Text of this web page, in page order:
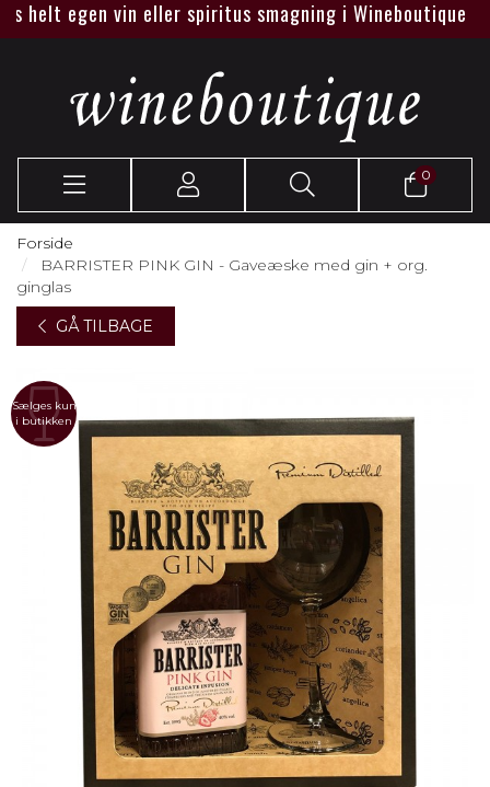
egen vin eller spiritus smagning i Wineboutique eller
0
Forside
BARRISTER PINK GIN - Gaveæske med gin + org.
ginglas
GÅ TILBAGE
Sælges kun
i butikken